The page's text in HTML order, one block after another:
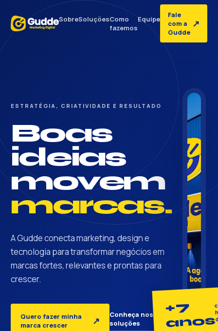
SobreSoluçõesComo
fazemos
Equipe
Fale
com a
Gudde
↗
ESTRATÉGIA, CRIATIVIDADE E RESULTADO
Boas
ideias
movem
marcas.
A Gudde conecta marketing, design e
tecnologia para transformar negócios em
marcas fortes, relevantes e prontas para
crescer.
Quero fazer minha
marca crescer
↗
Conheça nossas
soluções
↓
+7
anos